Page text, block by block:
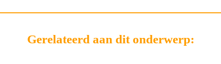
Gerelateerd aan dit onderwerp: